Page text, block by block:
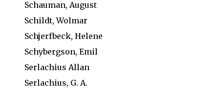
Schauman, August
Schildt, Wolmar
Schjerfbeck, Helene
Schybergson, Emil
Serlachius Allan
Serlachius, G. A.